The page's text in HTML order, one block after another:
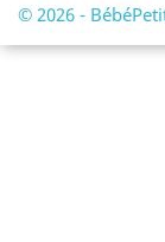
© 2026 -